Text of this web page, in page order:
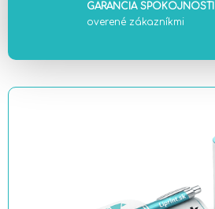
GARANCIA SPOKOJNOSTI
overené zákazníkmi